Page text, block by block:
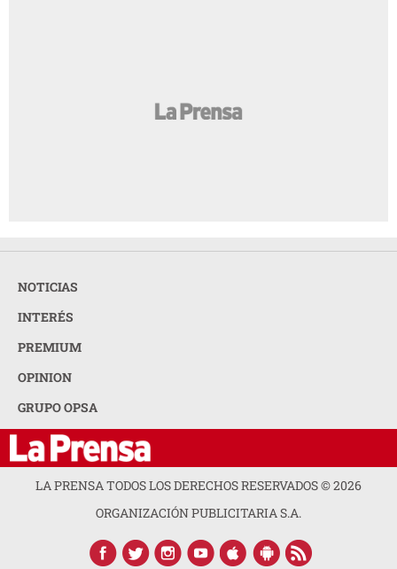
NOTICIAS
INTERÉS
PREMIUM
OPINION
GRUPO OPSA
LA PRENSA TODOS LOS DERECHOS RESERVADOS ©2026
ORGANIZACIÓN PUBLICITARIA S.A.